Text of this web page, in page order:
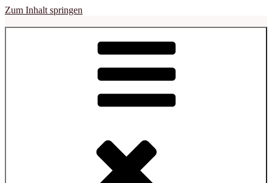
Zum Inhalt springen